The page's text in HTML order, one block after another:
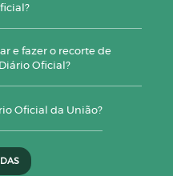
e fazer o recorte de
Oficial?
Oficial da União?